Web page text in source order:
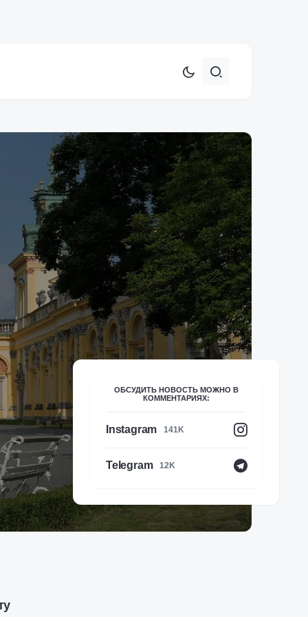
ОБСУДИТЬ НОВОСТЬ МОЖНО В
КОММЕНТАРИЯХ:
Instagram 141K
Telegram 12K